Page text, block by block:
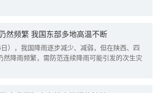
然频繁 我国东部多地高温不断
），我国降雨逐步减少、减弱，但在陕西、四
然降雨频繁，需防范连续降雨可能引发的次生灾